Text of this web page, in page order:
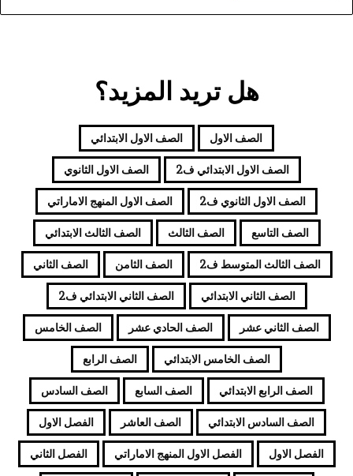
هل تريد المزيد؟
الصف الاول الصف الاول الابتدائي
الصف الاول الابتدائي ف2 الصف الاول الثانوي
الصف الاول الثانوي ف2 الصف الاول المنهج الاماراتي
الصف التاسع الصف الثالث الصف الثالث الابتدائي
الصف الثالث المتوسط ف2 الصف الثامن الصف الثاني
الصف الثاني الابتدائي الصف الثاني الابتدائي ف2
الصف الثاني عشر الصف الحادي عشر الصف الخامس
الصف الخامس الابتدائي الصف الرابع
الصف الرابع الابتدائي الصف السابع الصف السادس
الصف السادس الابتدائي الصف العاشر الفصل الاول
الفصل الاول الفصل الاول المنهج الاماراتي الفصل الثاني